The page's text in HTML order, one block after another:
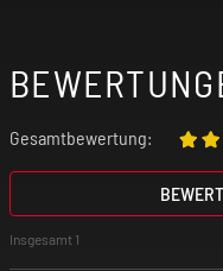
Gesamtbewertung:
Insgesamt 1